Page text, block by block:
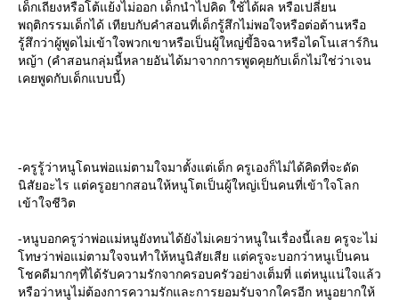
เด็กเถียงหรือโต้แย้งไม่ออก เด็กนำไปคิด ใช้ได้ผล หรือเปลี่ยน
พฤติกรรมเด็กได้ เทียบกับคำสอนที่เด็กรู้สึกไม่พอใจหรือต่อต้านหรือ
รู้สึกว่าผู้พูดไม่เข้าใจพวกเขาหรือเป็นผู้ใหญ่ขี้อิจฉาหรือไดโนเสาร์กิน
หญ้า (คำสอนกลุ่มนี้หลายอันได้มาจากการพูดคุยกับเด็กไม่ใช่ว่าเจน
เคยพูดกับเด็กแบบนี้)
-ครูรู้ว่าหนูโดนพ่อแม่ตามใจมาตั้งแต่เด็ก ครูเองก็ไม่ได้คิดที่จะดัด
นิสัยอะไร แต่ครูอยากสอนให้หนูโตเป็นผู้ใหญ่เป็นคนที่เข้าใจโลก
เข้าใจชีวิต
-หนูบอกครูว่าพ่อแม่หนูยังทนได้ยังไม่เคยว่าหนูในเรื่องนี้เลย ครูจะไม่
ทษว่าพ่อแม่ตามใจจนทำให้หนูนิสัยเสีย แต่ครูจะบอกว่าหนูเป็นคน
ชคดีมากๆที่ได้รับความรักจากครอบครัวอย่างเต็มที่ แต่หนูแน่ใจแล้ว
หรือว่าหนูไม่ต้องการความรักและการยอมรับจากใครอีก หนูอยากให้